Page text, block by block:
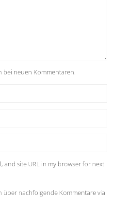
bei neuen Kommentaren.
and site URL in my browser for next
über nachfolgende Kommentare via